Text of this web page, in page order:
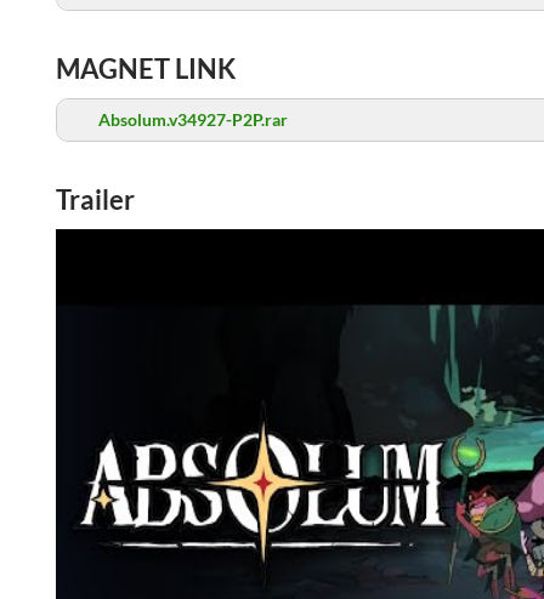
MAGNET LINK
Absolum.v34927-P2P.rar
Trailer